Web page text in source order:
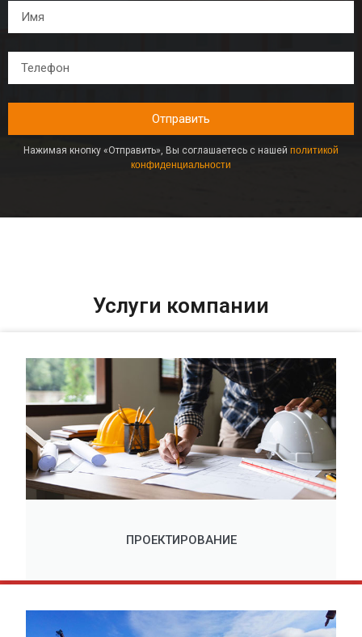
Отправить
Нажимая кнопку «Отправить», Вы соглашаетесь с нашей политикой
конфиденциальности
Услуги компании
ПРОЕКТИРОВАНИЕ